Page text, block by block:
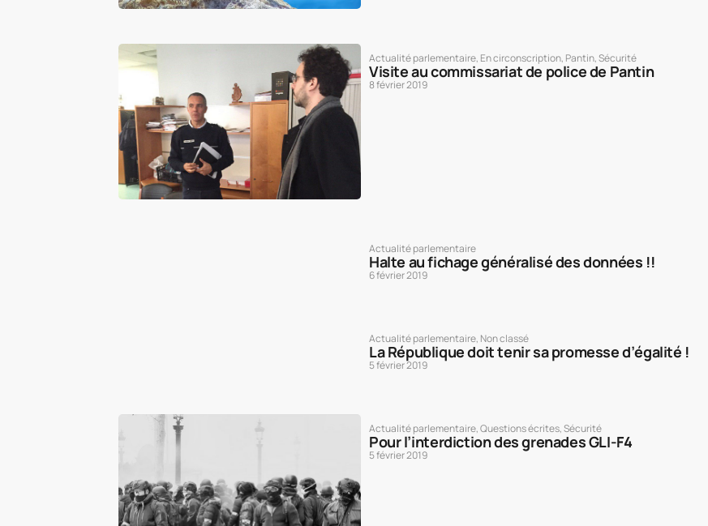
Actualité parlementaire, En circonscription, Pantin,Sécurité
Visite au commissariat de police de Pantin
8 février 2019
Actualité parlementaire
Halte au fichage généralisé des données !!
6 février 2019
Actualité parlementaire, Non classé
La République doit tenir sa promesse d’égalité !
5 février 2019
Actualité parlementaire,Questions écrites,Sécurité
Pour l’interdiction des grenades GLI-F4
5 février 2019